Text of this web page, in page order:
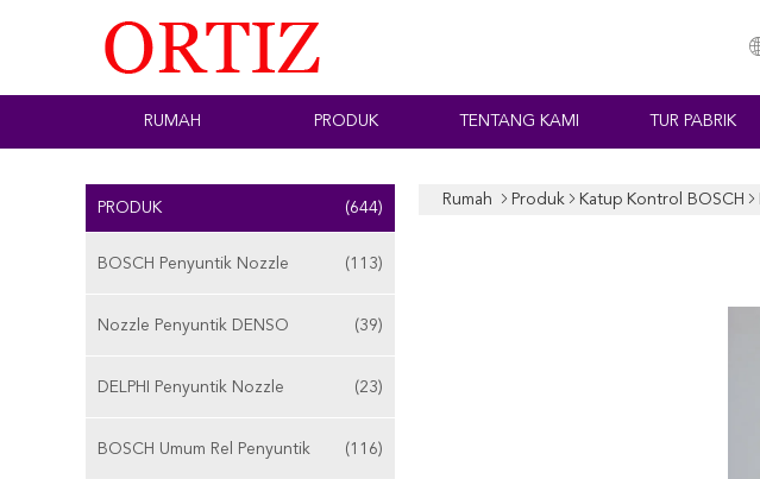
RUMAH PRODUK TENTANG KAMI TUR PABRIK
PRODUK (644)
BOSCH Penyuntik Nozzle (113)
Nozzle Penyuntik DENSO (39)
DELPHI Penyuntik Nozzle (23)
BOSCH Umum Rel Penyuntik (116)
Rumah Produk Katup Kontrol BOSCH